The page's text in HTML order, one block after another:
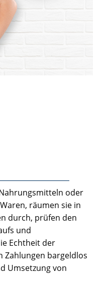
oder
räumen sie in
durch, prüfen den
und
Echtheit der
Zahlungen bargeldlos
Umsetzung von